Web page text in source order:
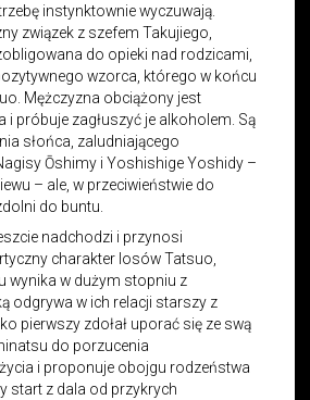
instynktownie wyczuwają.
związek z szefem Takujiego,
do opieki nad rodzicami,
wzorca, którego w końcu
Mężczyzna obciążony jest
i próbuje zagłuszyć je alkoholem. Są
słońca, zaludniającego
Ōshimy i Yoshishige Yoshidy –
– ale, w przeciwieństwie do
do buntu.
nadchodzi i przynosi
charakter losów Tatsuo,
wynika w dużym stopniu z
odgrywa w ich relacji starszy z
pierwszy zdołał uporać się ze swą
do porzucenia
i proponuje obojgu rodzeństwa
start z dala od przykrych